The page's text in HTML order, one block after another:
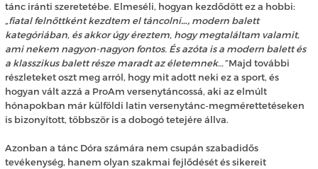
tánc iránti szeretetébe. Elmeséli, hogyan kezdődött ez a hobbi:
„fiatal felnőttként kezdtem el táncolni…, modern balett
kategóriában, és akkor úgy éreztem, hogy megtaláltam valamit,
ami nekem nagyon-nagyon fontos. És azóta is a modern balett és
a klasszikus balett része maradt az életemnek…”Majd további
részleteket oszt meg arról, hogy mit adott neki ez a sport, és
hogyan vált azzá a ProAm versenytáncossá, aki az elmúlt
hónapokban már külföldi latin versenytánc-megmérettetéseken
is bizonyított, többször is a dobogó tetejére állva.
Azonban a tánc Dóra számára nem csupán szabadidős
tevékenység, hanem olyan szakmai fejlődését és sikereit